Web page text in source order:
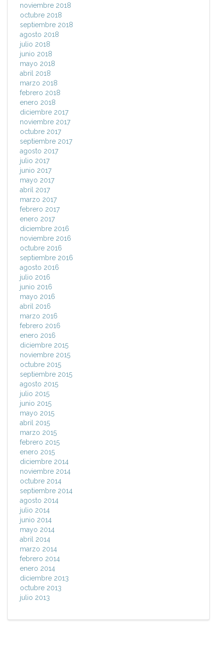
noviembre 2018
octubre 2018
septiembre 2018
agosto 2018
julio 2018
junio 2018
mayo 2018
abril 2018
marzo 2018
febrero 2018
enero 2018
diciembre 2017
noviembre 2017
octubre 2017
septiembre 2017
agosto 2017
julio 2017
junio 2017
mayo 2017
abril 2017
marzo 2017
febrero 2017
enero 2017
diciembre 2016
noviembre 2016
octubre 2016
septiembre 2016
agosto 2016
julio 2016
junio 2016
mayo 2016
abril 2016
marzo 2016
febrero 2016
enero 2016
diciembre 2015
noviembre 2015
octubre 2015
septiembre 2015
agosto 2015
julio 2015
junio 2015
mayo 2015
abril 2015
marzo 2015
febrero 2015
enero 2015
diciembre 2014
noviembre 2014
octubre 2014
septiembre 2014
agosto 2014
julio 2014
junio 2014
mayo 2014
abril 2014
marzo 2014
febrero 2014
enero 2014
diciembre 2013
octubre 2013
julio 2013